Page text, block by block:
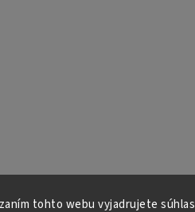
tohto webu vyjadrujete súhlas